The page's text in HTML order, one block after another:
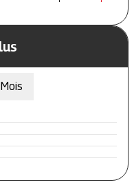
Mois